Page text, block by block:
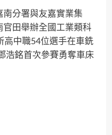
分署與友嘉實業集
官田舉辦全國工業類科
高中職54位選手在車銑
浩銘首次參賽勇奪車床